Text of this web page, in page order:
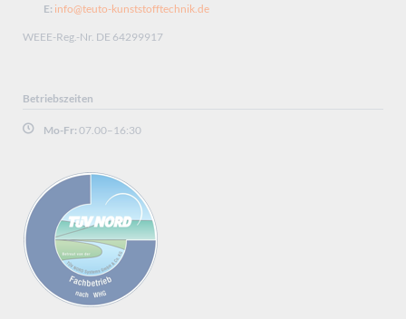
E: info@teuto-kunststofftechnik.de
WEEE-Reg.-Nr. DE 64299917
Betriebszeiten
Mo-Fr: 07.00–16:30